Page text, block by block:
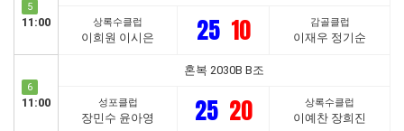
5
11:00 상록수클럽
이희원 이시은 25 10 감골클럽
이재우 정기순
6
11:00
혼복 2030B B조
성포클럽
장민수 윤아영 25 20 상록수클럽
이예찬 장희진